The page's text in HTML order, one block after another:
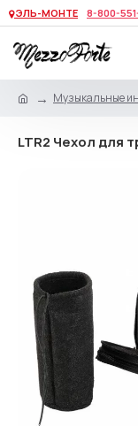
ЭЛЬ-МОНТЕ 8-800-
Музыкальные
LTR2 Чехол для